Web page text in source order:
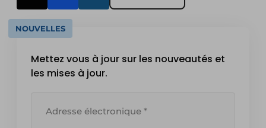
NOUVELLES
Mettez vous à jour sur les nouveautés et
les mises à jour.